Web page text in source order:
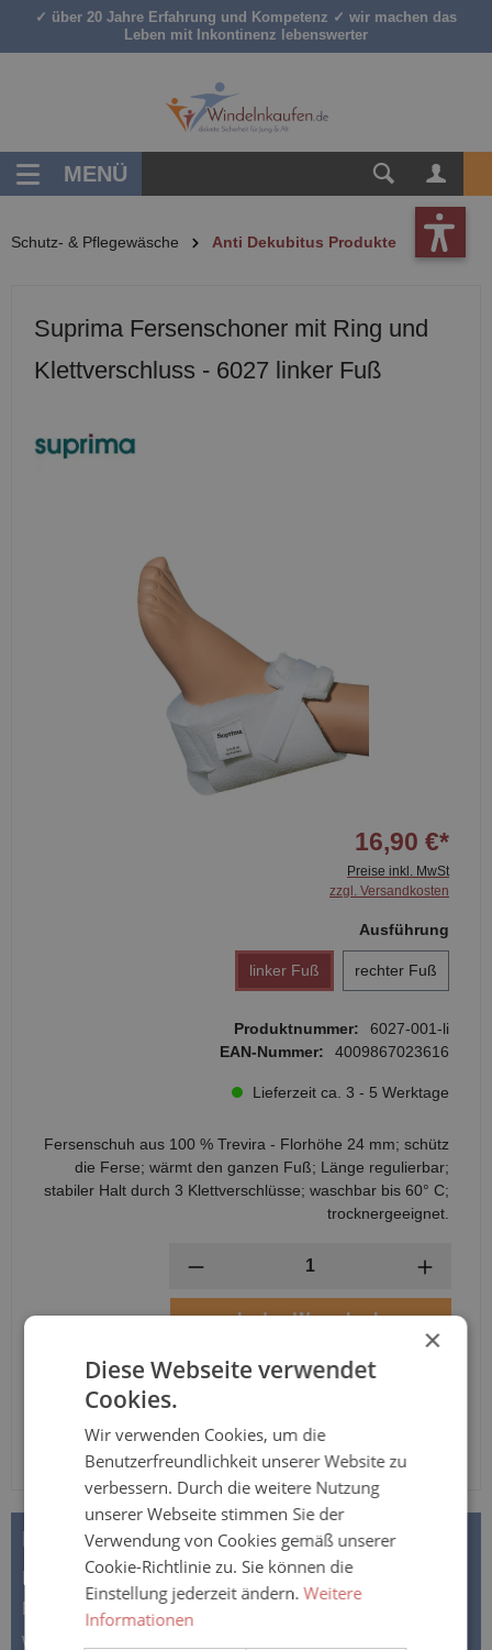
springen
✓ über 20 Jahre Erfahrung und Kompetenz ✓ wir machen das
Leben mit Inkontinenz lebenswerter
MENÜ
Schutz- & Pflegewäsche Anti Dekubitus Produkte
Suprima Fersenschoner mit Ring und
Klettverschluss - 6027 linker Fuß
16,90 €*
Preise inkl. MwSt
zzgl. Versandkosten
Produktnummer:
6027-001-li
EAN-Nummer:
4009867023616
Lieferzeit ca. 3 - 5 Werktage
Fersenschuh aus 100 % Trevira - Florhöhe 24 mm; schütz
die Ferse; wärmt den ganzen Fuß; Länge regulierbar;
stabiler Halt durch 3 Klettverschlüsse; waschbar bis 60° C;
trocknergeeignet.
Ausführung
linker Fuß rechter Fuß
In den Warenkorb
BESCHREIBUNG
Die Anti-Dekubitus-Produkte von Suprima -
Fersenschoner mit Ring bestehen aus einem besonders
weichen hochflorigen Material…
×
Diese Webseite verwendet
Cookies.
Wir verwenden Cookies, um die
Benutzerfreundlichkeit unserer Website zu
verbessern. Durch die weitere Nutzung
unserer Webseite stimmen Sie der
Verwendung von Cookies gemäß unserer
Cookie-Richtlinie zu. Sie können die
Einstellung jederzeit ändern.Weitere
Informationen